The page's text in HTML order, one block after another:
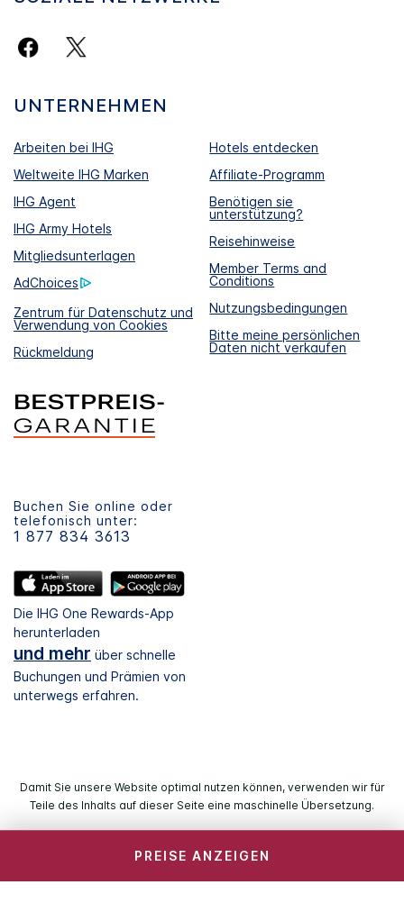
PREISE ANZEIGEN
UNTERNEHMEN
Arbeiten bei IHG
Hotels entdecken
Weltweite IHG Marken
Affiliate-Programm
IHG Agent
Benötigen sie
unterstützung?
IHG Army Hotels
Reisehinweise
Mitgliedsunterlagen
Member Terms and
Conditions
AdChoices
Nutzungsbedingungen
Zentrum für Datenschutz und
Verwendung von Cookies
Bitte meine persönlichen
Daten nicht verkaufen
Rückmeldung
Buchen Sie online oder
telefonisch unter:
1 877 834 3613
Die IHG One Rewards-App
herunterladen
und mehr über schnelle
Buchungen und Prämien von
unterwegs erfahren.
Damit Sie unsere Website optimal nutzen können, verwenden wir für
Teile des Inhalts auf dieser Seite eine maschinelle Übersetzung.
© 2024 IHG. Alle Rechte vorbehalten. Die meisten Hotels
befinden sich im Einzelbesitz und werden unabhängig